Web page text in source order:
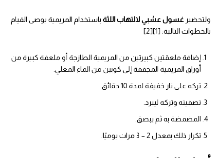
ولتحضير غسول عشبي لالتهاب اللثة باستخدام المريمية يوصى القيام
بالخطوات التالية: [1][2]
إضافة ملعقتين كبيرتين من المريمية الطازجة أو ملعقة كبيرة من
أوراق المريمية المجففة إلى كوبين من الماء المغلي.
تركه على نار خفيفة لمدة 10 دقائق.
تصفيته وتركه ليبرد.
المضمضة به ثم يبصق.
تكرار ذلك بمعدل 2 – 3 مرات يوميًا.